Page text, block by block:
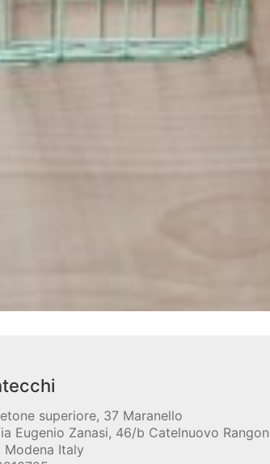
superiore, 37 Maranello
Eugenio Zanasi, 46/b Catelnuovo
Modena Italy